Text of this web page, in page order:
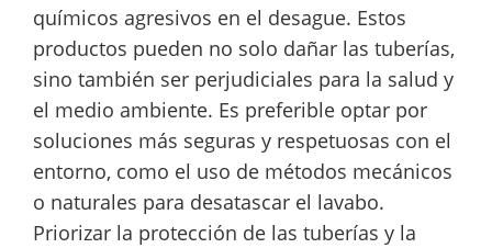
químicos agresivos en el desague. Estos
productos pueden no solo dañar las tuberías,
sino también ser perjudiciales para la salud y
el medio ambiente. Es preferible optar por
soluciones más seguras y respetuosas con el
entorno, como el uso de métodos mecánicos
o naturales para desatascar el lavabo.
Priorizar la protección de las tuberías y la